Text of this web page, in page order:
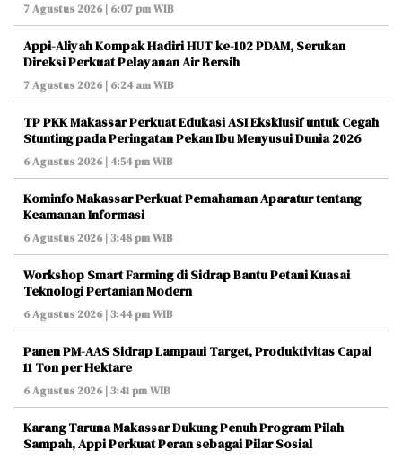
7 Agustus 2026 | 6:07 pm WIB
Appi-Aliyah Kompak Hadiri HUT ke-102 PDAM, Serukan
Direksi Perkuat Pelayanan Air Bersih
7 Agustus 2026 | 6:24 am WIB
TP PKK Makassar Perkuat Edukasi ASI Eksklusif untuk Cegah
Stunting pada Peringatan Pekan Ibu Menyusui Dunia 2026
6 Agustus 2026 | 4:54 pm WIB
Kominfo Makassar Perkuat Pemahaman Aparatur tentang
Keamanan Informasi
6 Agustus 2026 | 3:48 pm WIB
Workshop Smart Farming di Sidrap Bantu Petani Kuasai
Teknologi Pertanian Modern
6 Agustus 2026 | 3:44 pm WIB
Panen PM-AAS Sidrap Lampaui Target, Produktivitas Capai
11 Ton per Hektare
6 Agustus 2026 | 3:41 pm WIB
Karang Taruna Makassar Dukung Penuh Program Pilah
Sampah, Appi Perkuat Peran sebagai Pilar Sosial